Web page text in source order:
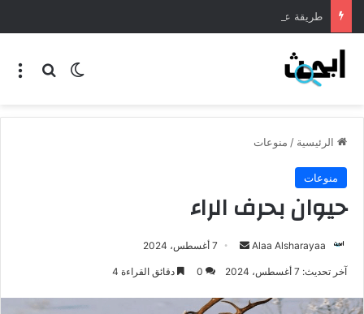
طريقة عمل المنسف الاردني
الرئيسية / منوعات
منوعات
حيوان بحرف الراء
Alaa Alsharayaa 7 أغسطس، 2024
آخر تحديث: 7 أغسطس، 2024 0 دقائق القراءة 4